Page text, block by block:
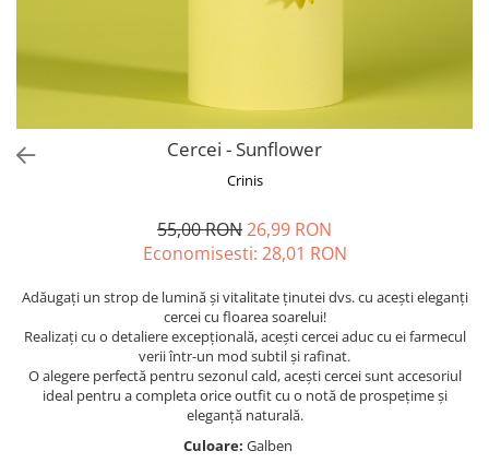
Monstera
Neon Collection
Tiny but Mighty
White Sensation
Cercei - Sunflower
Crinis
55,00 RON26,99 RON
Economisesti: 28,01 RON
Adăugați un strop de lumină și vitalitate ținutei dvs. cu acești eleganți
cercei cu floarea soarelui!
Realizați cu o detaliere excepțională, acești cercei aduc cu ei farmecul
verii într-un mod subtil și rafinat.
O alegere perfectă pentru sezonul cald, acești cercei sunt accesoriul
ideal pentru a completa orice outfit cu o notă de prospețime și
eleganță naturală.
Culoare: Galben